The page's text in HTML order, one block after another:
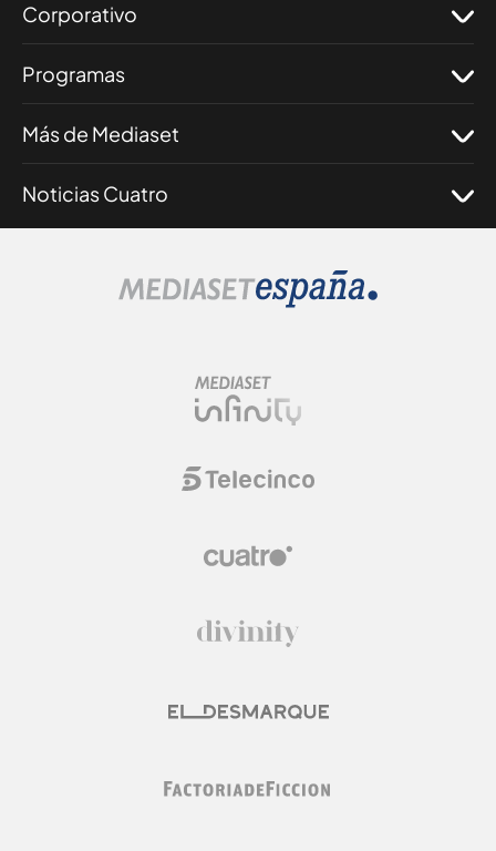
Corporativo
Programas
Más de Mediaset
Noticias Cuatro